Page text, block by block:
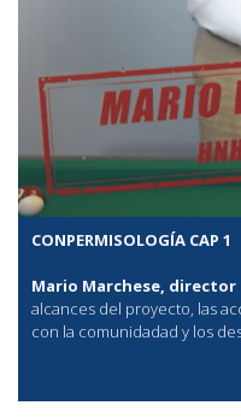
CONPERMISOLOGÍA CAP 1
Mario Marchese, director
alcances del proyecto, las
con la comunidadad y los